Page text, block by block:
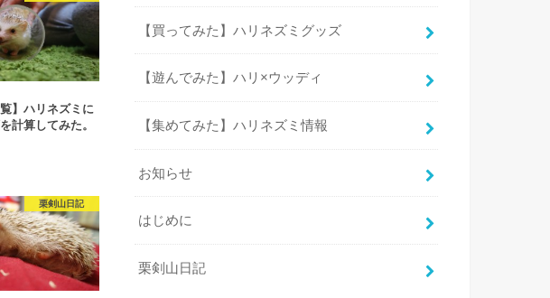
覧】ハリネズミに
計算してみた。
栗剣山日記
【買ってみた】ハリネズミグッズ
【遊んでみた】ハリ×ウッディ
【集めてみた】ハリネズミ情報
お知らせ
はじめに
栗剣山日記